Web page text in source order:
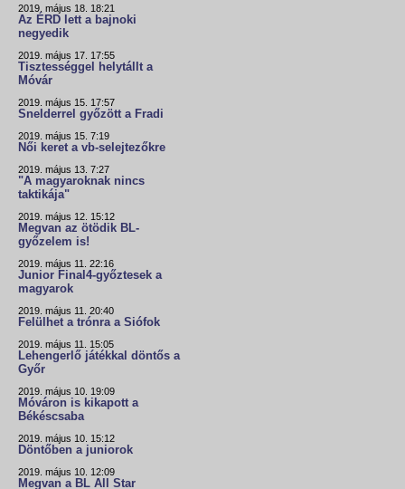
2019. május 18. 18:21
Az ÉRD lett a bajnoki
negyedik
2019. május 17. 17:55
Tisztességgel helytállt a
Móvár
2019. május 15. 17:57
Snelderrel győzött a Fradi
2019. május 15. 7:19
Női keret a vb-selejtezőkre
2019. május 13. 7:27
"A magyaroknak nincs
taktikája"
2019. május 12. 15:12
Megvan az ötödik BL-
győzelem is!
2019. május 11. 22:16
Junior Final4-győztesek a
magyarok
2019. május 11. 20:40
Felülhet a trónra a Siófok
2019. május 11. 15:05
Lehengerlő játékkal döntős a
Győr
2019. május 10. 19:09
Móváron is kikapott a
Békéscsaba
2019. május 10. 15:12
Döntőben a juniorok
2019. május 10. 12:09
Megvan a BL All Star